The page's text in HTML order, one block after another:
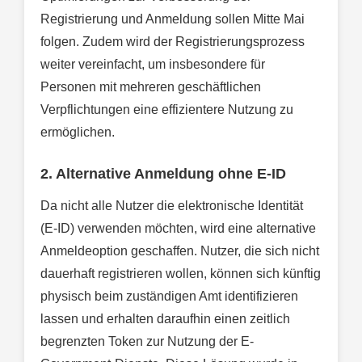
Registrierung und Anmeldung sollen Mitte Mai
folgen. Zudem wird der Registrierungsprozess
weiter vereinfacht, um insbesondere für
Personen mit mehreren geschäftlichen
Verpflichtungen eine effizientere Nutzung zu
ermöglichen.
2. Alternative Anmeldung ohne E-ID
Da nicht alle Nutzer die elektronische Identität
(E-ID) verwenden möchten, wird eine alternative
Anmeldeoption geschaffen. Nutzer, die sich nicht
dauerhaft registrieren wollen, können sich künftig
physisch beim zuständigen Amt identifizieren
lassen und erhalten daraufhin einen zeitlich
begrenzten Token zur Nutzung der E-